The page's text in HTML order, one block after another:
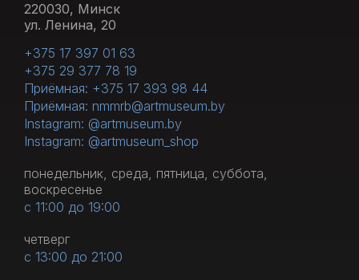
220030, Минск
ул. Ленина, 20
+375 17 397 01 63
+375 29 377 78 19
Приёмная: +375 17 393 98 44
Приёмная: nmmrb@artmuseum.by
Instagram: @artmuseum.by
Instagram: @artmuseum_shop
понедельник, среда, пятница, суббота,
воскресенье
с 11:00 до 19:00
четверг
с 13:00 до 21:00